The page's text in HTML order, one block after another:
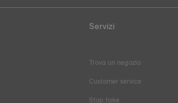
Servizi
Trova un negozio
Customer service
Stop fake